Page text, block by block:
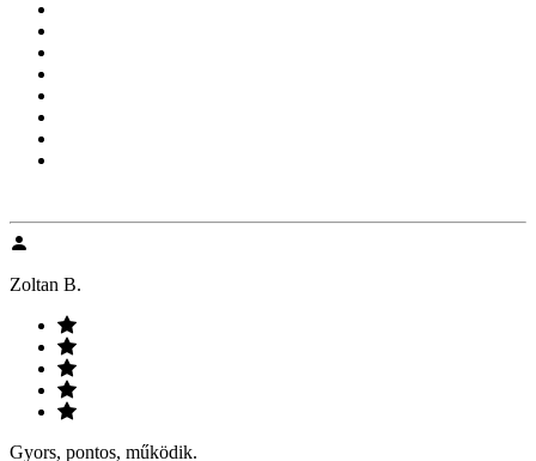
Zoltan B.
Gyors, pontos, működik.